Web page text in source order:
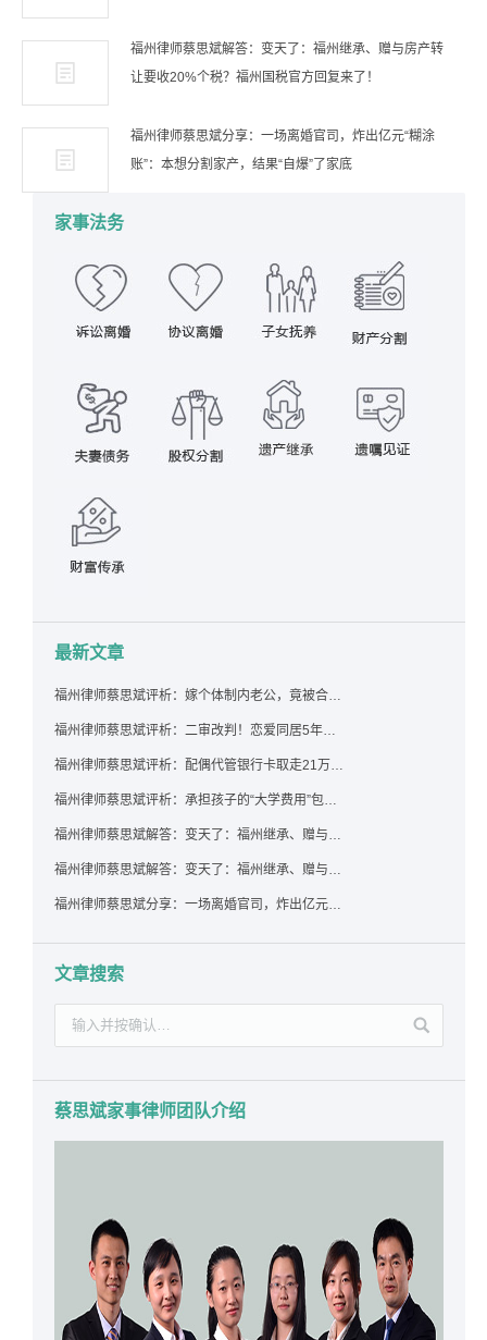
福州律师蔡思斌解答：变天了：福州继承、赠与房产转
让要收20%个税？福州国税官方回复来了！
福州律师蔡思斌分享：一场离婚官司，炸出亿元“糊涂
账”：本想分割家产，结果“自爆”了家底
家事法务
最新文章
福州律师蔡思斌评析：嫁个体制内老公，竟被合伙设局背上近百万债务，婚前不查征信真要命！
福州律师蔡思斌评析：二审改判！恋爱同居5年为女友买车，分手后能要回吗？
福州律师蔡思斌评析：配偶代管银行卡取走21万，离婚后这笔钱还要得回来吗？
福州律师蔡思斌评析：承担孩子的“大学费用”包括高额留学费用吗？
福州律师蔡思斌解答：变天了：福州继承、赠与房产转让要收20%个税？福州国税官方回复来了！
福州律师蔡思斌解答：变天了：福州继承、赠与房产转让要收20%个税？福州国税官方回答来了！
福州律师蔡思斌分享：一场离婚官司，炸出亿元“糊涂账”：本想分割家产，结果“自爆”了家底
文章搜索
蔡思斌家事律师团队介绍